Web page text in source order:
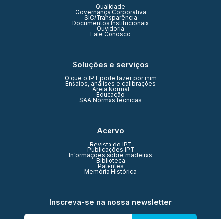
Qualidade
Governança Corporativa
SIC/Transparência
Documentos Institucionais
Ouvidoria
Fale Conosco
Soluções e serviços
O que o IPT pode fazer por mim
Ensaios, análises e calibrações
Areia Normal
Educação
SAA Normas técnicas
Acervo
Revista do IPT
Publicações IPT
Informações sobre madeiras
Biblioteca
Patentes
Memória Histórica
Inscreva-se na nossa newsletter